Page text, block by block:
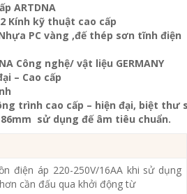
ARTDNA
Kính kỹ thuật cao cấp
PC vàng ,đế thép sơn tĩnh điện
Công nghệ/ vật liệu GERMANY
– Cao cấp
trình cao cấp – hiện đại, biệt thư
sử dụng đế âm tiêu chuẩn.
điện áp 220-250V/16AA khi sử dụng
cần đấu qua khởi động từ